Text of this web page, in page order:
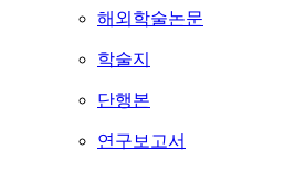
해외학술논문
학술지
단행본
연구보고서